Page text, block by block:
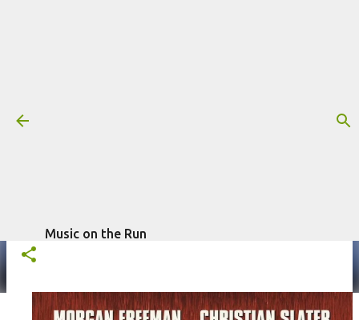
Music on the Run
Trilha sonora: Tempestade, por